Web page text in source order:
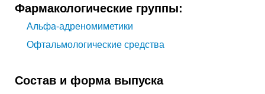
Фармакологические группы:
Альфа-адреномиметики
Офтальмологические средства
Состав и форма выпуска